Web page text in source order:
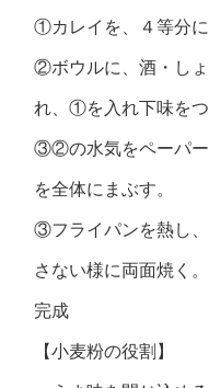
①カレイを、４等分
②ボウルに、酒・し
れ、①を入れ下味を
③②の水気をペーパー
を全体にまぶす。
③フライパンを熱し
さない様に両面焼く
完成
【小麦粉の役割】